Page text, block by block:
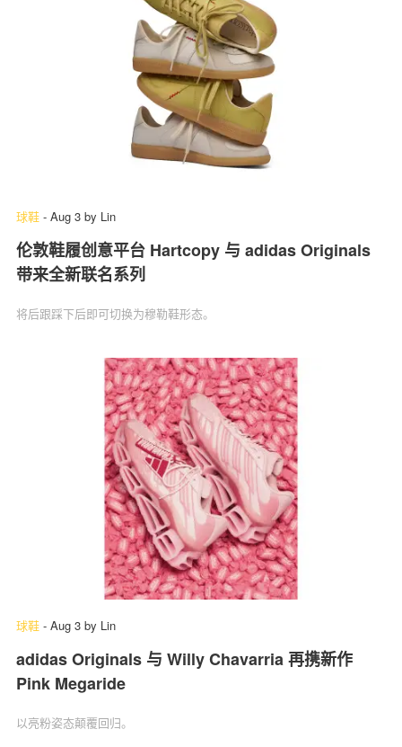
球鞋 - Aug 3 by Lin
伦敦鞋履创意平台 Hartcopy 与 adidas Originals
带来全新联名系列
将后跟踩下后即可切换为穆勒鞋形态。
球鞋 - Aug 3 by Lin
adidas Originals 与 Willy Chavarria 再携新作
Pink Megaride
以亮粉姿态颠覆回归。